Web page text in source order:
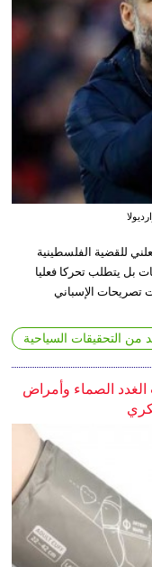
للقضية الفلسطينية
بل يتطلب تحركا فعليا
تصريحات الإسباني
من التحقيقات السياحية
الصماء وأمراض